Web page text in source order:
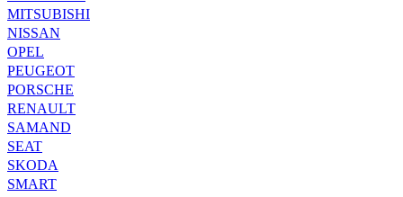
MITSUBISHI
NISSAN
OPEL
PEUGEOT
PORSCHE
RENAULT
SAMAND
SEAT
SKODA
SMART